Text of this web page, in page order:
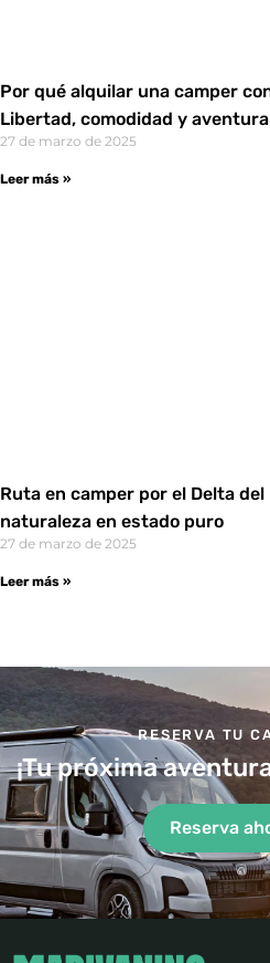
Por qué alquilar una camper
Libertad, comodidad y aventura
27 de marzo de 2025
Leer más »
Ruta en camper por el Delta del
naturaleza en estado puro
27 de marzo de 2025
Leer más »
RESERVA TU
¡Tu próxima
Reserva